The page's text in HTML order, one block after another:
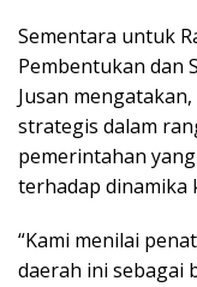
Sementara untuk
Pembentukan dan
Jusan
strategis dalam
pemerintahan
terhadap dinamika
“Kami menilai
daerah ini sebagai